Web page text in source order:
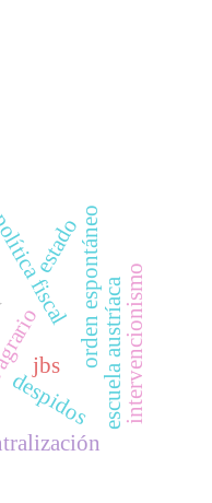
fiscalorden espontáneoescuela austríacaintervencionismo
despidos
jbs
estado